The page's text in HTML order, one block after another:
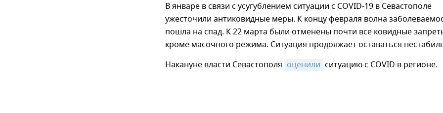
В январе в связи с усугублением ситуации с COVID-19 в Севастополе
ужесточили антиковидные меры. К концу февраля волна
пошла на спад. К 22 марта были отменены почти все ковидные
кроме масочного режима. Ситуация продолжает оставаться
Накануне власти Севастополя оценили ситуацию с COVID в регионе.